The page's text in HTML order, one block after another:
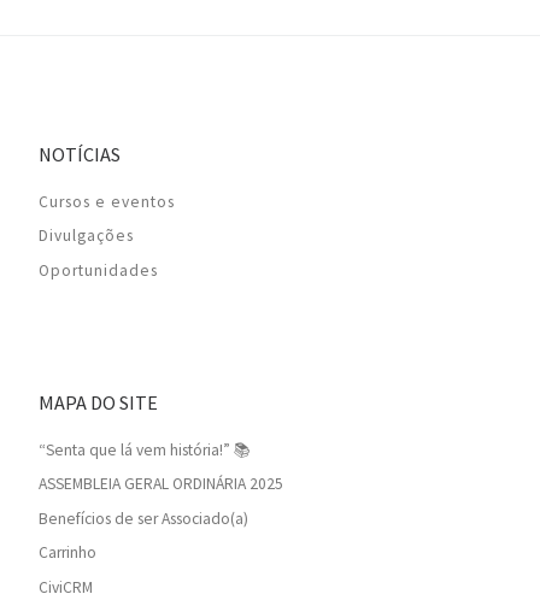
NOTÍCIAS
Cursos e eventos
Divulgações
Oportunidades
MAPA DO SITE
“Senta que lá vem história!” 📚
ASSEMBLEIA GERAL ORDINÁRIA 2025
Benefícios de ser Associado(a)
Carrinho
CiviCRM